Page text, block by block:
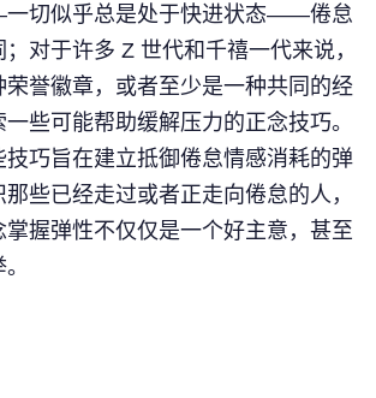
切似乎总是处于快进状态——倦怠
对于许多 Z 世代和千禧一代来说，
荣誉徽章，或者至少是一种共同的经
些可能帮助缓解压力的正念技巧。
巧旨在建立抵御倦怠情感消耗的弹
些已经走过或者正走向倦怠的人，
握弹性不仅仅是一个好主意，甚至